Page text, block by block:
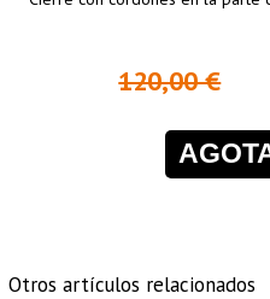
120,00 €
Otros artículos relacionados